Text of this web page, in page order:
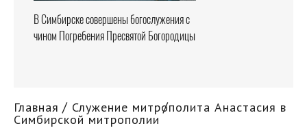
В Симбирске совершены богослужения с
чином Погребения Пресвятой Богородицы
Главная Служение митрополита Анастасия в
Симбирской митрополии